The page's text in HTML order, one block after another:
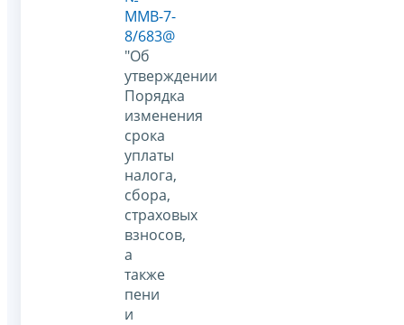
ММВ-7-
8/683@
"Об
утверждении
Порядка
изменения
срока
уплаты
налога,
сбора,
страховых
взносов,
а
также
пени
и